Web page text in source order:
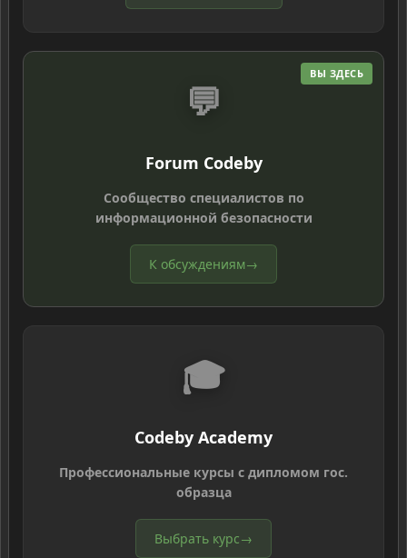
ВЫ ЗДЕСЬ
💬
Forum Codeby
Сообщество специалистов по
информационной безопасности
К обсуждениям→
🎓
Codeby Academy
Профессиональные курсы с дипломом гос.
образца
Выбрать курс→